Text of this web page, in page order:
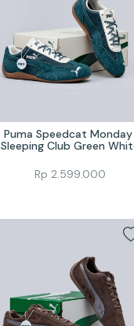
Puma Speedcat Monday
Sleeping Club Green
Rp 2.599.000